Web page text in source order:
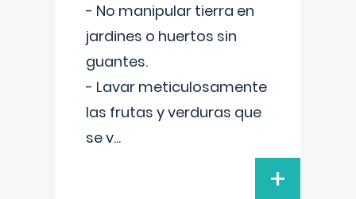
- No manipular tierra en
jardines o huertos sin
guantes.
- Lavar meticulosamente
las frutas y verduras que
se v...
+